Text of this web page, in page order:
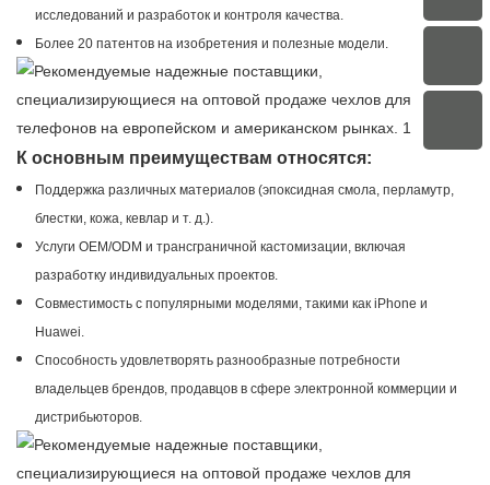
исследований и разработок и контроля качества.
Более 20 патентов на изобретения и полезные модели.
К основным преимуществам относятся:
Поддержка различных материалов (эпоксидная смола, перламутр,
блестки, кожа, кевлар и т. д.).
Услуги OEM/ODM и трансграничной кастомизации, включая
разработку индивидуальных проектов.
Совместимость с популярными моделями, такими как iPhone и
Huawei.
Способность удовлетворять разнообразные потребности
владельцев брендов, продавцов в сфере электронной коммерции и
дистрибьюторов.